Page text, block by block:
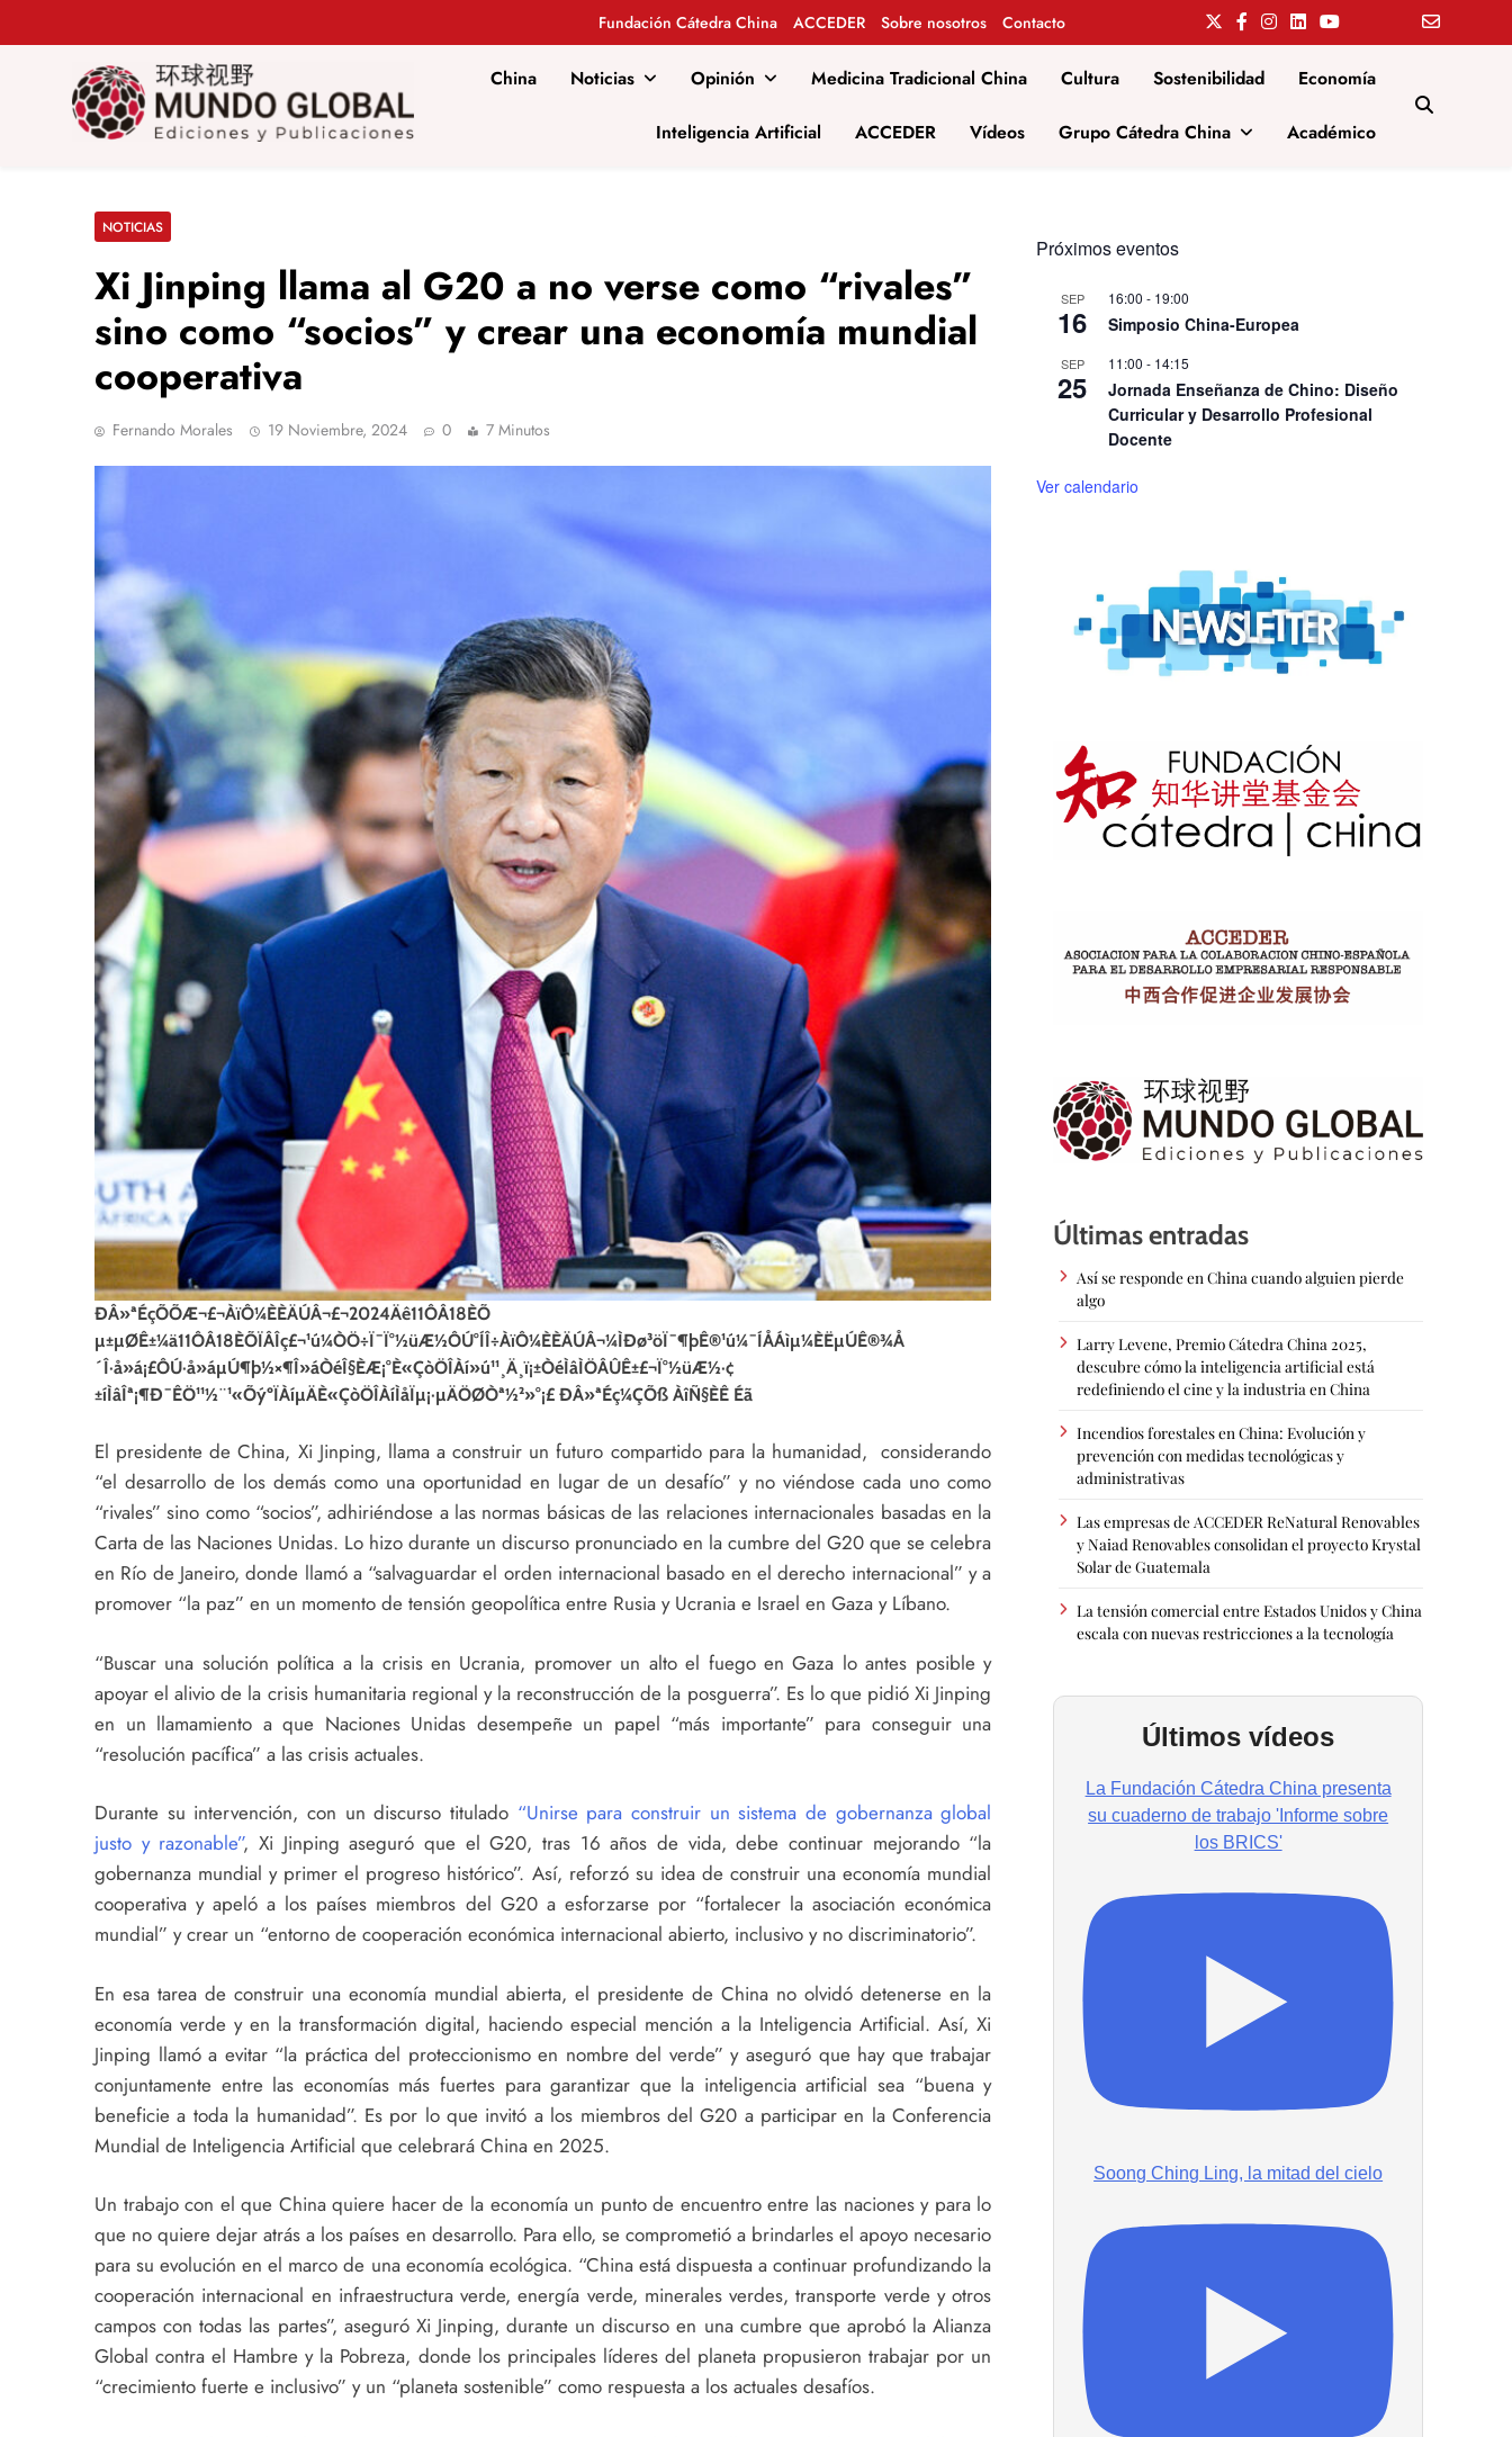
Fundación Cátedra China ACCEDER Sobre nosotros Contacto
Mundo Global
China Noticias Opinión Medicina Tradicional China Cultura Sostenibilidad Economía
Inteligencia Artificial ACCEDER Vídeos Grupo Cátedra China Académico
NOTICIAS
Xi Jinping llama al G20 a no verse como “rivales”
sino como “socios” y crear una economía mundial
cooperativa
Fernando Morales 19 Noviembre, 2024 0 7 Minutos
ÐÂ»ªÉçÕÕÆ¬£¬ÀïÔ¼ÈÈÄÚÂ¬£¬2024Äê11ÔÂ18ÈÕ
µ±µØÊ±¼ä11ÔÂ18ÈÕÏÂÎç£¬¹ú¼ÒÖ÷Ï¯Ï°½üÆ½ÔÚ°ÍÎ÷ÀïÔ¼ÈÈÄÚÂ¬¼ÌÐø³öÏ¯¶þÊ®¹ú¼¯ÍÅÁìµ¼ÈËµÚÊ®¾Å
´Î·å»á¡£ÔÚ·å»áµÚ¶þ½×¶Î»áÒéÎ§ÈÆ¡°È«ÇòÖÎÀí»ú¹¹¸Ä¸ï¡±ÒéÌâÌÖÂÛÊ±£¬Ï°½üÆ½·¢
±íÌâÎª¡¶Ð¯ÊÖ¹¹½¨¹«ÕýºÏÀíµÄÈ«ÇòÖÎÀíÌåÏµ¡·µÄÖØÒª½²»°¡£ ÐÂ»ªÉç¼ÇÕß ÀîÑ§ÈÊ Éã
El presidente de China, Xi Jinping, llama a construir un futuro compartido para la humanidad, considerando
“el desarrollo de los demás como una oportunidad en lugar de un desafío” y no viéndose cada uno como
“rivales” sino como “socios”, adhiriéndose a las normas básicas de las relaciones internacionales basadas en la
Carta de las Naciones Unidas. Lo hizo durante un discurso pronunciado en la cumbre del G20 que se celebra
en Río de Janeiro, donde llamó a “salvaguardar el orden internacional basado en el derecho internacional” y a
promover “la paz” en un momento de tensión geopolítica entre Rusia y Ucrania e Israel en Gaza y Líbano.
“Buscar una solución política a la crisis en Ucrania, promover un alto el fuego en Gaza lo antes posible y
apoyar el alivio de la crisis humanitaria regional y la reconstrucción de la posguerra”. Es lo que pidió Xi Jinping
en un llamamiento a que Naciones Unidas desempeñe un papel “más importante” para conseguir una
“resolución pacífica” a las crisis actuales.
Durante su intervención, con un discurso titulado “Unirse para construir un sistema de gobernanza global
justo y razonable”, Xi Jinping aseguró que el G20, tras 16 años de vida, debe continuar mejorando “la
gobernanza mundial y primer el progreso histórico”. Así, reforzó su idea de construir una economía mundial
cooperativa y apeló a los países miembros del G20 a esforzarse por “fortalecer la asociación económica
mundial” y crear un “entorno de cooperación económica internacional abierto, inclusivo y no discriminatorio”.
En esa tarea de construir una economía mundial abierta, el presidente de China no olvidó detenerse en la
economía verde y en la transformación digital, haciendo especial mención a la Inteligencia Artificial. Así, Xi
Jinping llamó a evitar “la práctica del proteccionismo en nombre del verde” y aseguró que hay que trabajar
conjuntamente entre las economías más fuertes para garantizar que la inteligencia artificial sea “buena y
beneficie a toda la humanidad”. Es por lo que invitó a los miembros del G20 a participar en la Conferencia
Mundial de Inteligencia Artificial que celebrará China en 2025.
Un trabajo con el que China quiere hacer de la economía un punto de encuentro entre las naciones y para lo
que no quiere dejar atrás a los países en desarrollo. Para ello, se comprometió a brindarles el apoyo necesario
para su evolución en el marco de una economía ecológica. “China está dispuesta a continuar profundizando la
cooperación internacional en infraestructura verde, energía verde, minerales verdes, transporte verde y otros
campos con todas las partes”, aseguró Xi Jinping, durante un discurso en una cumbre que aprobó la Alianza
Global contra el Hambre y la Pobreza, donde los principales líderes del planeta propusieron trabajar por un
“crecimiento fuerte e inclusivo” y un “planeta sostenible” como respuesta a los actuales desafíos.
Próximos eventos
SEP
16
16:00 - 19:00
Simposio China-Europea
SEP
25
11:00 - 14:15
Jornada Enseñanza de Chino: Diseño
Curricular y Desarrollo Profesional
Docente
Ver calendario
Últimas entradas
Así se responde en China cuando alguien pierde
algo
Larry Levene, Premio Cátedra China 2025,
descubre cómo la inteligencia artificial está
redefiniendo el cine y la industria en China
Incendios forestales en China: Evolución y
prevención con medidas tecnológicas y
administrativas
Las empresas de ACCEDER ReNatural Renovables
y Naiad Renovables consolidan el proyecto Krystal
Solar de Guatemala
La tensión comercial entre Estados Unidos y China
escala con nuevas restricciones a la tecnología
Últimos vídeos
La Fundación Cátedra China presenta
su cuaderno de trabajo 'Informe sobre
los BRICS'
Soong Ching Ling, la mitad del cielo